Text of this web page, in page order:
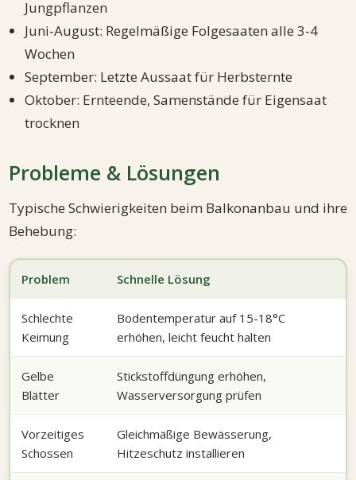
Jungpflanzen
Juni-August: Regelmäßige Folgesaaten alle 3-4
Wochen
September: Letzte Aussaat für Herbsternte
Oktober: Ernteende, Samenstände für Eigensaat
trocknen
Probleme & Lösungen
Typische Schwierigkeiten beim Balkonanbau und ihre
Behebung:
Problem Schnelle Lösung
Schlechte
Keimung
Bodentemperatur auf 15-18°C
erhöhen, leicht feucht halten
Gelbe
Blätter
Stickstoffdüngung erhöhen,
Wasserversorgung prüfen
Vorzeitiges
Schossen
Gleichmäßige Bewässerung,
Hitzeschutz installieren